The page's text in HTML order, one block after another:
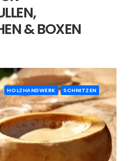
& BOXEN
HOLZHANDWERK SCHNITZEN